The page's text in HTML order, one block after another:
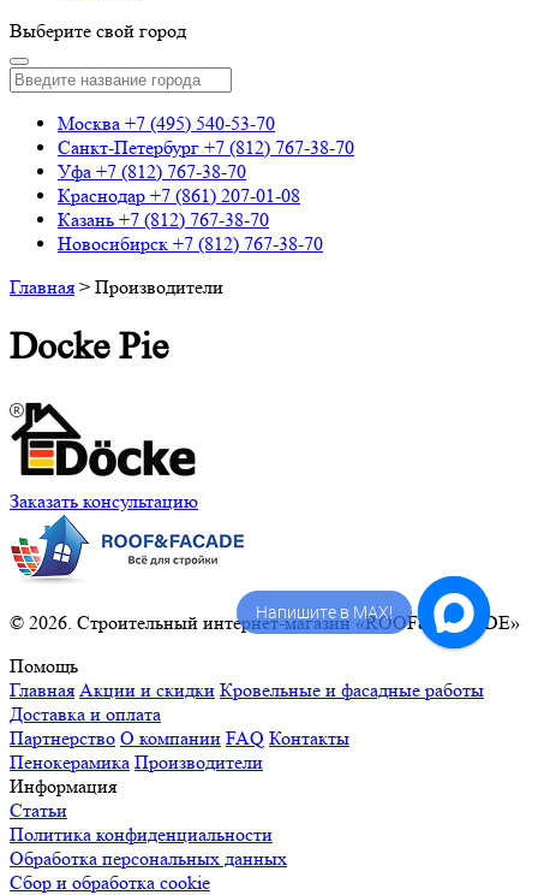
Выберите свой город
Москва +7 (495) 540-53-70
Санкт-Петербург +7 (812) 767-38-70
Уфа +7 (812) 767-38-70
Краснодар +7 (861) 207-01-08
Казань +7 (812) 767-38-70
Новосибирск +7 (812) 767-38-70
Главная > Производители
Docke Pie
Заказать консультацию
© 2026. Строительный интернет-магазин «ROOF&FACADE»
Помощь
Главная Акции и скидки Кровельные и фасадные работы
Доставка и оплата
Партнерство О компании FAQ Контакты
Пенокерамика Производители
Информация
Статьи
Политика конфиденциальности
Обработка персональных данных
Сбор и обработка cookie
Напишите в MAX!